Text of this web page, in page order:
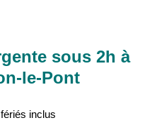
sous 2h à
le-Pont
inclus